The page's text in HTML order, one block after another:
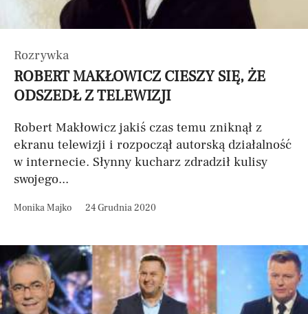
Rozrywka
ROBERT MAKŁOWICZ CIESZY SIĘ, ŻE
ODSZEDŁ Z TELEWIZJI
Robert Makłowicz jakiś czas temu zniknął z
ekranu telewizji i rozpoczął autorską działalność
w internecie. Słynny kucharz zdradził kulisy
swojego...
Monika Majko 24 Grudnia 2020